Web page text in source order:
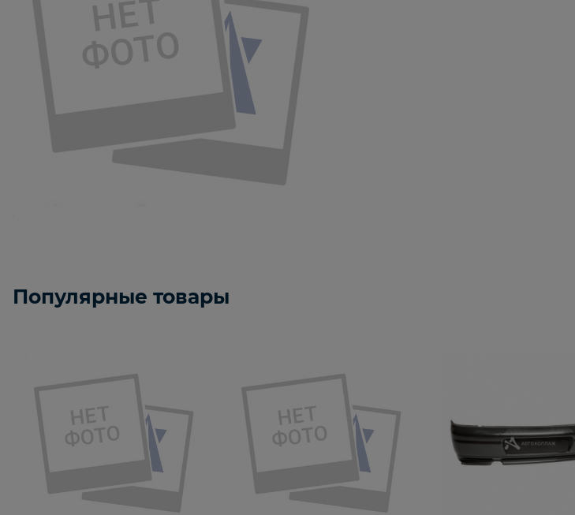
Популярные товары